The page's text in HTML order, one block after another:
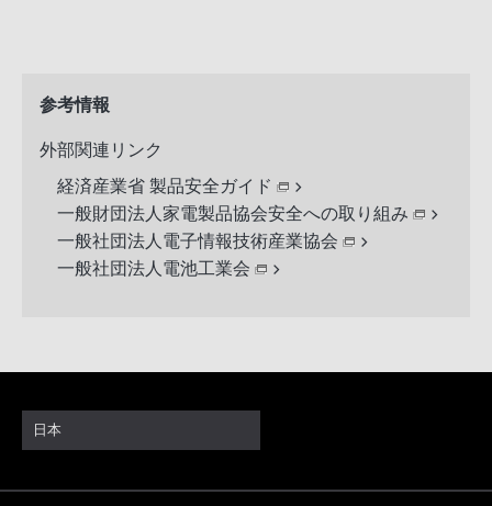
参考情報
外部関連リンク
経済産業省 製品安全ガイド
一般財団法人家電製品協会安全への取り組み
一般社団法人電子情報技術産業協会
一般社団法人電池工業会
日本